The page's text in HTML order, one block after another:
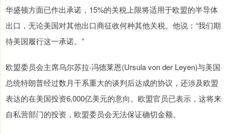
华盛顿方面已作出承诺，15%的关税上限将适用于欧盟的半导体
出口，无论美国对其他出口商征收何种其他关税。他说：“我们期
待美国履行这一承诺。”
欧盟委员会主席乌尔苏拉·冯德莱恩(Ursula von der Leyen)与美国
总统特朗普经过数月干系重大的谈判后达成的协议，还涉及欧盟
表达的在美国投资6,000亿美元的意向。欧盟官员已表示，这将来
自私营部门的投资，欧盟委员会无法保证确切金额。